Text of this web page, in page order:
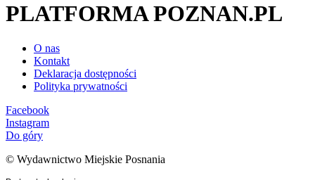
PLATFORMA POZNAN.PL
O nas
Kontakt
Deklaracja dostępności
Polityka prywatności
Facebook
Instagram
Do góry
© Wydawnictwo Miejskie Posnania